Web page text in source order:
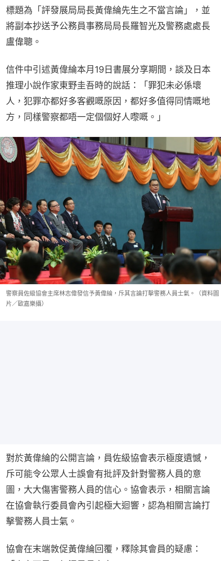
標題為「評發展局局長黃偉綸先生之不當言論」，並
將副本抄送予公務員事務局局長羅智光及警務處處長
盧偉聰。
信件中引述黃偉綸本月19日書展分享期間，談及日本
推理小說作家東野圭吾時的說話：「罪犯未必係壞
人，犯罪亦都好多客觀嘅原因，都好多值得同情嘅地
方，同樣警察都唔一定個個好人嚟嘅。」
警察員佐級協會主席林志偉發信予黃偉綸，斥其言論打擊警務人員士氣。（資料圖
片／歐嘉樂攝）
對於黃偉綸的公開言論，員佐級協會表示極度遺憾，
斥可能令公眾人士誤會有批評及針對警務人員的意
圖，大大傷害警務人員的信心。協會表示，相關言論
在協會執行委員會內引起極大迴響，認為相關言論打
擊警務人員士氣。
協會在末端敦促黃偉綸回覆，釋除其會員的疑慮：